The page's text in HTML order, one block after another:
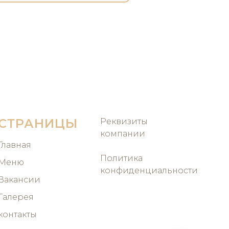
Реквизиты
компании
Политика
конфиденциальности